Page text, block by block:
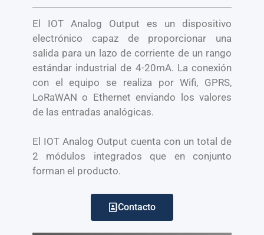
El IOT Analog Output es un dispositivo
electrónico capaz de proporcionar una
salida para un lazo de corriente de un rango
estándar industrial de 4-20mA. La conexión
con el equipo se realiza por Wifi, GPRS,
LoRaWAN o Ethernet enviando los valores
de las entradas analógicas.
El IOT Analog Output cuenta con un total de
2 módulos integrados que en conjunto
forman el producto.
Contacto